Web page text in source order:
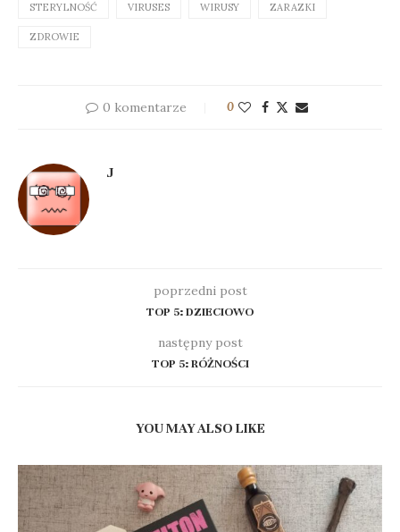
STERYLNOŚĆ VIRUSES WIRUSY ZARAZKI
ZDROWIE
0 komentarze 0
J
poprzedni post
TOP 5: DZIECIOWO
następny post
TOP 5: RÓŻNOŚCI
YOU MAY ALSO LIKE